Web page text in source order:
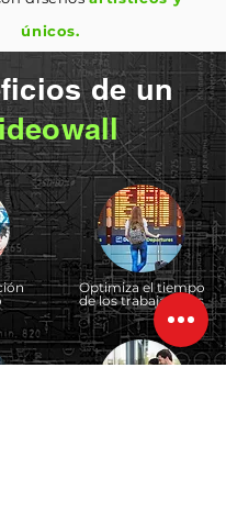
únicos.
de un
Optimiza el tiempo
de los trabajadores